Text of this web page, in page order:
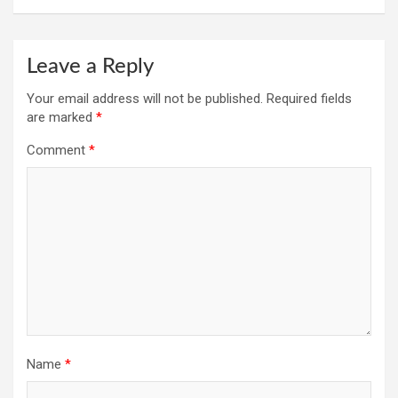
Leave a Reply
Your email address will not be published. Required fields
are marked *
Comment *
Name *